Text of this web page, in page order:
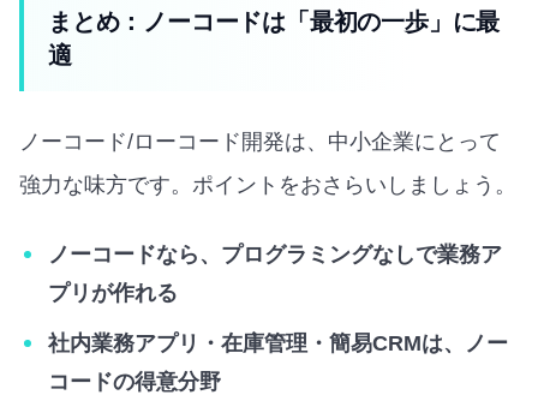
まとめ：ノーコードは「最初の一歩」に最
適
ノーコード/ローコード開発は、中小企業にとって
強力な味方です。ポイントをおさらいしましょう。
ノーコードなら、プログラミングなしで業務ア
プリが作れる
社内業務アプリ・在庫管理・簡易CRMは、ノー
コードの得意分野